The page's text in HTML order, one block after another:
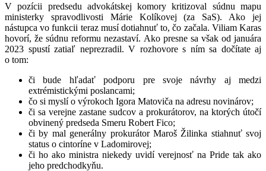
V pozícii predsedu advokátskej komory kritizoval súdnu mapu
ministerky spravodlivosti Márie Kolíkovej (za SaS). Ako jej
nástupca vo funkcii teraz musí dotiahnuť to, čo začala. Viliam Karas
hovorí, že súdnu reformu nezastaví. Ako presne sa však od januára
2023 spustí zatiaľ neprezradil. V rozhovore s ním sa dočítate aj
o tom:
či bude hľadať podporu pre svoje návrhy aj medzi
extrémistickými poslancami;
čo si myslí o výrokoch Igora Matoviča na adresu novinárov;
či sa verejne zastane sudcov a prokurátorov, na ktorých útočí
obvinený predseda Smeru Robert Fico;
či by mal generálny prokurátor Maroš Žilinka stiahnuť svoj
status o cintoríne v Ladomirovej;
či ho ako ministra niekedy uvidí verejnosť na Pride tak ako
jeho predchodkyňu.